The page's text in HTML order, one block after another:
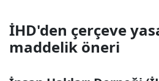
İHD'den çerçeve
maddelik öneri